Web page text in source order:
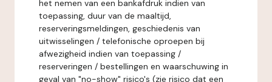
het nemen van een bankafdruk indien van
toepassing, duur van de maaltijd,
reserveringsmeldingen, geschiedenis van
uitwisselingen / telefonische oproepen bij
afwezigheid indien van toepassing /
reserveringen / bestellingen en waarschuwing in
geval van "no-show" risico's (zie risico dat een